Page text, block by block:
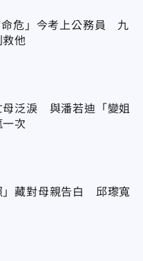
命危」今考上公務員 九
救他
母泛淚 與潘若迪「變姐
次
」藏對母親告白 邱瓈寬